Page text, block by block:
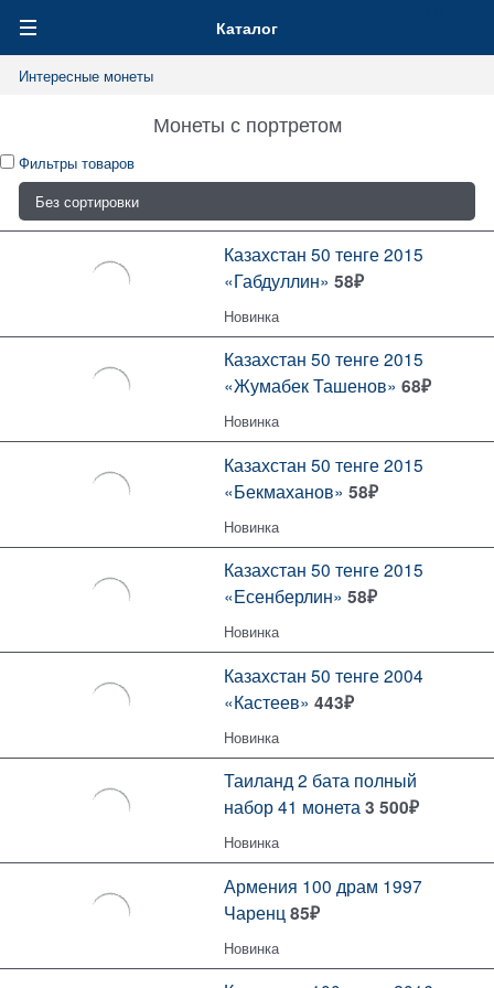
Каталог
Интересные монеты
Монеты с портретом
Фильтры товаров
Казахстан 50 тенге 2015
«Габдуллин» 58₽
Новинка
Казахстан 50 тенге 2015
«Жумабек Ташенов» 68₽
Новинка
Казахстан 50 тенге 2015
«Бекмаханов» 58₽
Новинка
Казахстан 50 тенге 2015
«Есенберлин» 58₽
Новинка
Казахстан 50 тенге 2004
«Кастеев» 443₽
Новинка
Таиланд 2 бата полный
набор 41 монета 3 500₽
Новинка
Армения 100 драм 1997
Чаренц 85₽
Новинка